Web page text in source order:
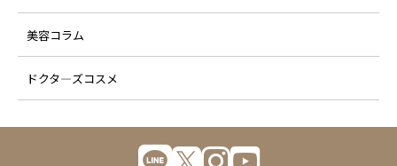
美容コラム
ドクタ―ズコスメ